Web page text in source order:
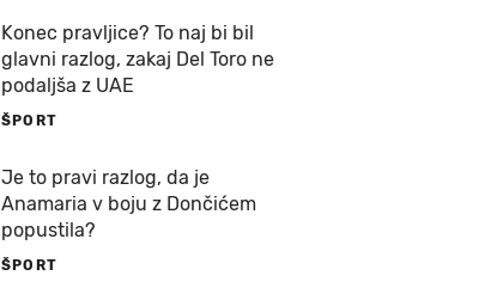
Konec pravljice? To naj bi bil
glavni razlog, zakaj Del Toro ne
podaljša z UAE
ŠPORT
Je to pravi razlog, da je
Anamaria v boju z Dončićem
popustila?
ŠPORT